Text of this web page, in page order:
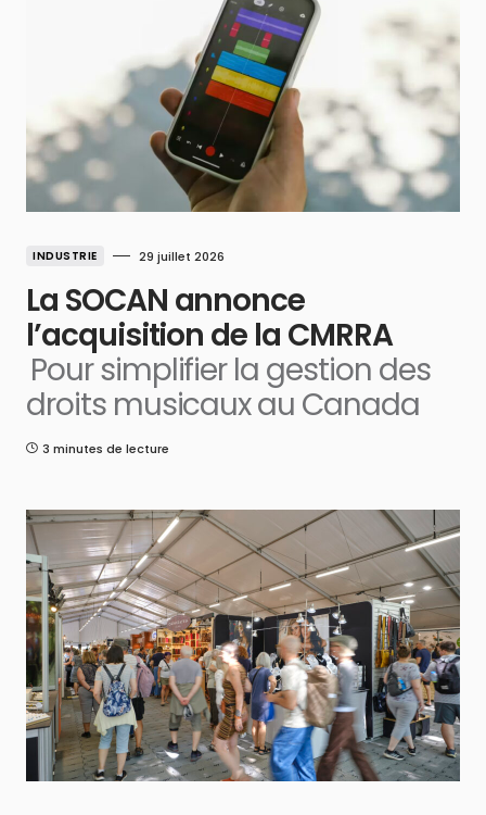
INDUSTRIE 29 juillet 2026
La SOCAN annonce
l’acquisition de la CMRRA
Pour simplifier la gestion des
droits musicaux au Canada
3 minutes de lecture